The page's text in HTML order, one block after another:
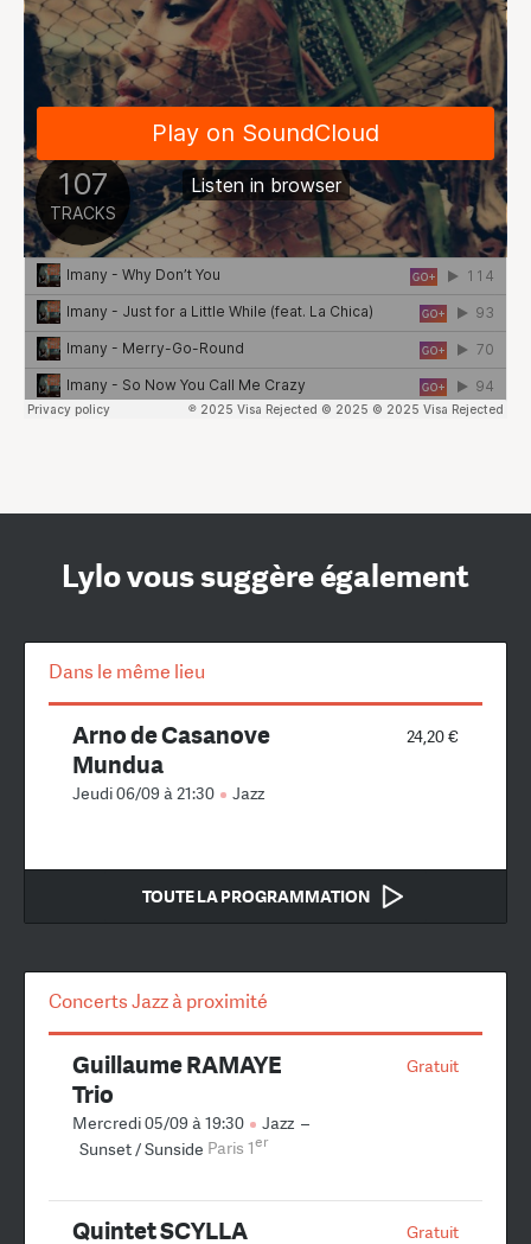
Lylo vous suggère également
Dans le même lieu
24,20 €
Arno de Casanove
Mundua
Jeudi 06/09 à 21:30 Jazz
TOUTE LA PROGRAMMATION
Concerts Jazz à proximité
Gratuit
Guillaume RAMAYE
Trio
Mercredi 05/09 à 19:30 Jazz –
Sunset / Sunside Paris 1er
Gratuit
Quintet SCYLLA